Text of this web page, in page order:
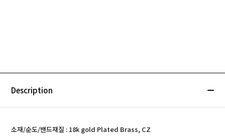
Description
소재/순도/밴드재질 : 18k gold Plated Brass, CZ